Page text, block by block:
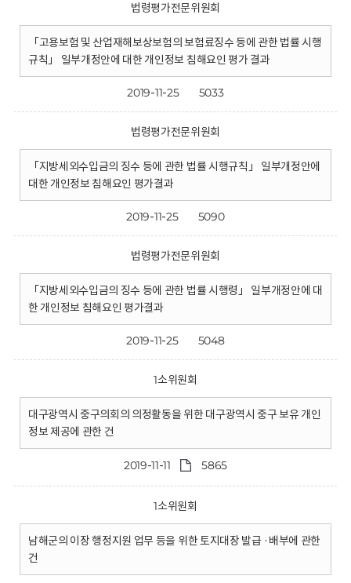
법령평가전문위원회
「고용보험 및 산업재해보상보험의 보험료징수 등에 관한 법률 시행
규칙」 일부개정안에 대한 개인정보 침해요인 평가 결과
2019-11-25 5033
법령평가전문위원회
「지방세외수입금의 징수 등에 관한 법률 시행규칙」 일부개정안에
대한 개인정보 침해요인 평가결과
2019-11-25 5090
법령평가전문위원회
「지방세외수입금의 징수 등에 관한 법률 시행령」 일부개정안에 대
한 개인정보 침해요인 평가결과
2019-11-25 5048
1소위원회
대구광역시 중구의회의 의정활동을 위한 대구광역시 중구 보유 개인
정보 제공에 관한 건
2019-11-11 5865
1소위원회
남해군의 이장 행정지원 업무 등을 위한 토지대장 발급 ·배부에 관한
건